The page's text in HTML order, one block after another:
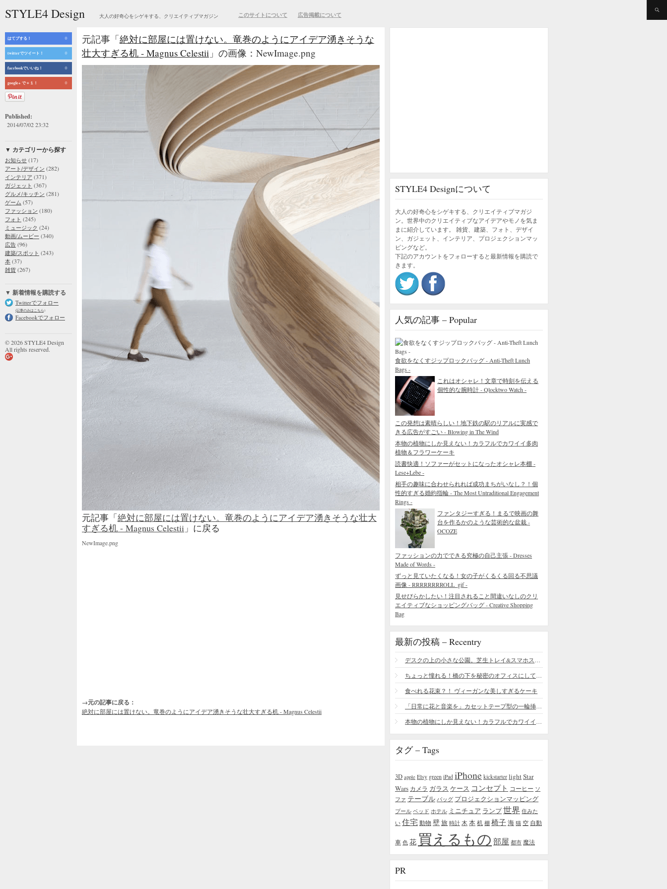
STYLE4 Design 大人の好奇心をシゲキする、クリエイティブマガジン このサイトについて 広告掲載について
はてブする！ 0
twitterでツイート！ 0
facebookでいいね！ 0
google+ で＋１！ 0
Published:
2014/07/02 23:32
▼ カテゴリーから探す
お知らせ (17)
アート/デザイン (282)
インテリア (371)
ガジェット (367)
グルメ/キッチン (281)
ゲーム (57)
ファッション (180)
フォト (245)
ミュージック (24)
動画/ムービー (340)
広告 (96)
建築/スポット (243)
本 (37)
雑貨 (267)
▼ 新着情報を購読する
Twitterでフォロー
(記事のみはこちら)
Facebookでフォロー
© 2026 STYLE4 Design
All rights reserved.
元記事「絶対に部屋には置けない。竜巻のようにアイデア湧きそうな
壮大すぎる机 - Magnus Celestii 」の画像：NewImage.png
元記事「絶対に部屋には置けない。竜巻のようにアイデア湧きそうな壮大
すぎる机 - Magnus Celestii 」に戻る
NewImage.png
→元の記事に戻る：
絶対に部屋には置けない。竜巻のようにアイデア湧きそうな壮大すぎる机 - Magnus Celestii
STYLE4 Designについて
大人の好奇心をシゲキする、クリエイティブマガジ
ン。世界中のクリエイティブなアイデアやモノを気ま
まに紹介しています。 雑貨、建築、フォト、デザイ
ン、ガジェット、インテリア、プロジェクションマッ
ピングなど。
下記のアカウントをフォローすると最新情報を購読で
きます。
人気の記事 – Popular
食欲をなくすジップロックバッグ - Anti-Theft Lunch
Bags -
これはオシャレ！文章で時刻を伝える
個性的な腕時計 - Qlocktwo Watch -
この発想は素晴らしい！地下鉄の駅のリアルに実感で
きる広告がすごい - Blowing in The Wind
本物の植物にしか見えない！カラフルでカワイイ多肉
植物＆フラワーケーキ
読書快適！ソファーがセットになったオシャレ本棚 -
Lese+Lebe -
相手の趣味に合わせられれば成功まちがいなし？！個
性的すぎる婚約指輪 - The Most Untraditional Engagement
Rings -
ファンタジーすぎる！まるで映画の舞
台を作るかのような芸術的な盆栽 -
OCOZE
ファッションの力でできる究極の自己主張 - Dresses
Made of Words -
ずっと見ていたくなる！女の子がくるくる回る不思議
画像 - RRRRRRRROLL_gif -
見せびらかしたい！注目されること間違いなしのクリ
エイティブなショッピングバッグ - Creative Shopping
Bag
最新の投稿 – Recentry
食べれる花束？！ ヴィーガンな美しすぎるケーキ
タグ – Tags
3D apple Etsy green iPad iPhone kickstarter lightStar
Wars カメラ ガラス ケース コンセプト コーヒー ソ
ファ テーブル バッグ プロジェクションマッピング
プール ベッド ホテル ミニチュア ランプ世界 住みた
い 住宅 動物 壁旅 時計 木 本机 棚 椅子海 猫 空 自動
車 色 花 買えるもの 部屋 都市 魔法
PR